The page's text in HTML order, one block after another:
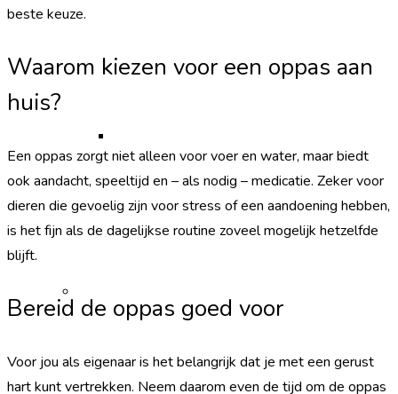
beste keuze.
Waarom kiezen voor een oppas aan
huis?
Een oppas zorgt niet alleen voor voer en water, maar biedt
ook aandacht, speeltijd en – als nodig – medicatie. Zeker voor
dieren die gevoelig zijn voor stress of een aandoening hebben,
is het fijn als de dagelijkse routine zoveel mogelijk hetzelfde
blijft.
Bereid de oppas goed voor
Voor jou als eigenaar is het belangrijk dat je met een gerust
hart kunt vertrekken. Neem daarom even de tijd om de oppas